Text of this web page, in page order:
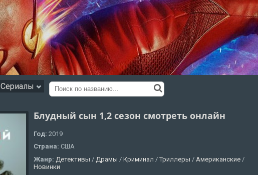
Сериалы
Блудный сын 1,2 сезон смотреть онлайн
Год: 2019
Страна: США
Жанр: Детективы / Драмы / Криминал / Триллеры / Американские /
Новинки